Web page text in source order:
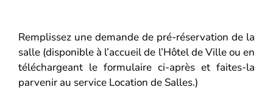
Remplissez une demande de pré-réservation de la
salle (disponible à l’accueil de l’Hôtel de Ville ou en
téléchargeant le formulaire ci-après et faites-la
parvenir au service Location de Salles.)